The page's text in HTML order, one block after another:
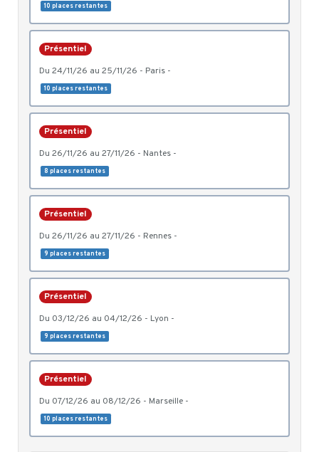
10 places restantes
Présentiel
du 24/11/26 au 25/11/26 - Paris -
10 places restantes
Présentiel
du 26/11/26 au 27/11/26 - Nantes -
8 places restantes
Présentiel
du 26/11/26 au 27/11/26 - Rennes -
9 places restantes
Présentiel
du 03/12/26 au 04/12/26 - Lyon -
9 places restantes
Présentiel
du 07/12/26 au 08/12/26 - Marseille -
10 places restantes